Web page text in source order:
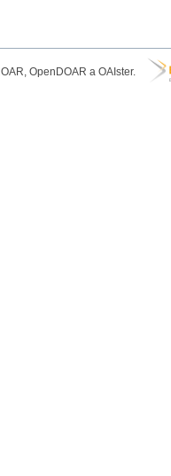
OpenDOAR a OAIster.